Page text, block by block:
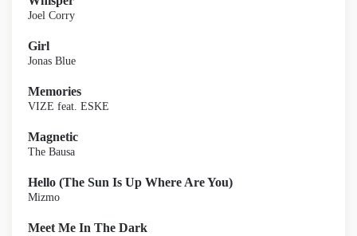
Joel Corry
Girl
Jonas Blue
Memories
VIZE feat. ESKE
Magnetic
The Bausa
Hello (The Sun Is Up Where Are You)
Mizmo
Meet Me In The Dark